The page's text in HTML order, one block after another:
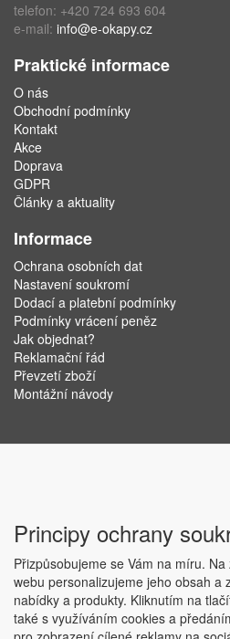
telefon: +420 724 693 604
e-mail: info@e-okapy.cz
Praktické informace
O nás
Obchodní podmínky
Kontakt
Akce
Doprava
GDPR
Články a aktuality
Informace
Ochrana osobních dat
Nastavení soukromí
Dodací a platební podmínky
Podmínky vrácení peněz
Jak objednat?
Reklamační řád
Převzetí zboží
Montážní návody
Copyright © ABRA
Principy ochrany
Přizpůsobujeme se Vám na míru.
webu personalizujeme jeho obsah a
nabídky a produkty. Kliknutím na
také s využíváním cookies a